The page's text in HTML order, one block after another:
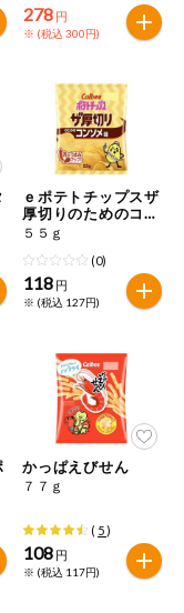
ューナッツ
大豆
やまいも
め、ご使用前には
い。
ら情報提供のあった
278 円
※ (税込 300円)
ｅポテトチップスザ
厚切りのためのコン
ソメ味
５５ｇ
(0)
118 円
※ (税込 127円)
かっぱえびせん
７７ｇ
( 5)
108 円
※ (税込 117円)